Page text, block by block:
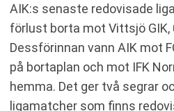
AIK:s senaste redovisade
förlust borta mot Vittsjö GIK,
Dessförinnan vann AIK mot
på bortaplan och mot IFK
hemma. Det ger två segrar
ligamatcher som finns